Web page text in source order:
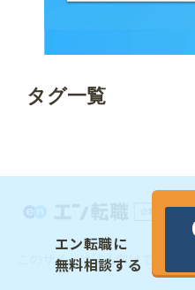
タグ一覧
このサイトは法人向けです。個
エン転職に
無料相談する